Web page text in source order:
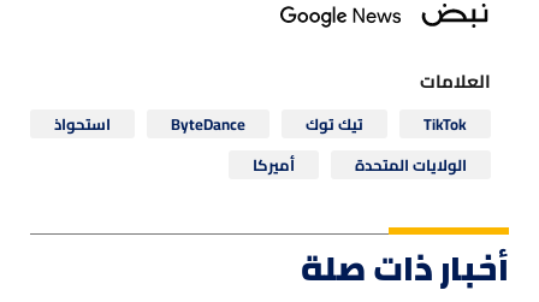
العلامات
TikTok تيك توك ByteDance
استحواذ
الولايات المتحدة
أميركا
أخبار ذات صلة